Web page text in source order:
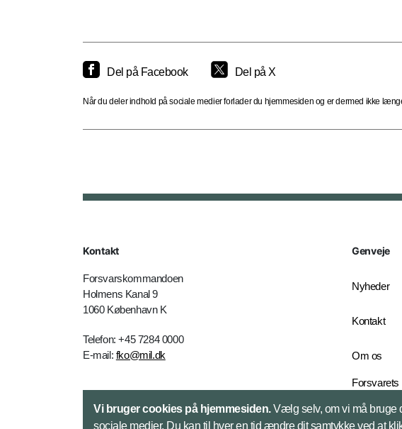
Del på Facebook Del på X
Når du deler indhold på sociale medier forlader du hjemmesiden og er dermed ikke
Kontakt
Forsvarskommandoen
Holmens Kanal 9
1060 København K
Telefon: +45 7284 0000
E-mail: fko@mil.dk
Kontakt
Genveje
Nyheder
Kontakt
Om os
Forsvarets
English
Vi bruger cookies på hjemmesiden.Vælg selv, om vi må bruge
sociale medier. Du kan til hver en tid ændre dit samtykke ved at